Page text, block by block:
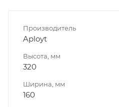
Производитель
Aployt
Высота, мм
320
Ширина, мм
160